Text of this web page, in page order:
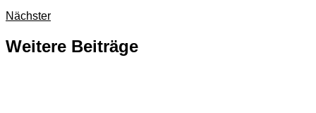
Nächster
Weitere Beiträge